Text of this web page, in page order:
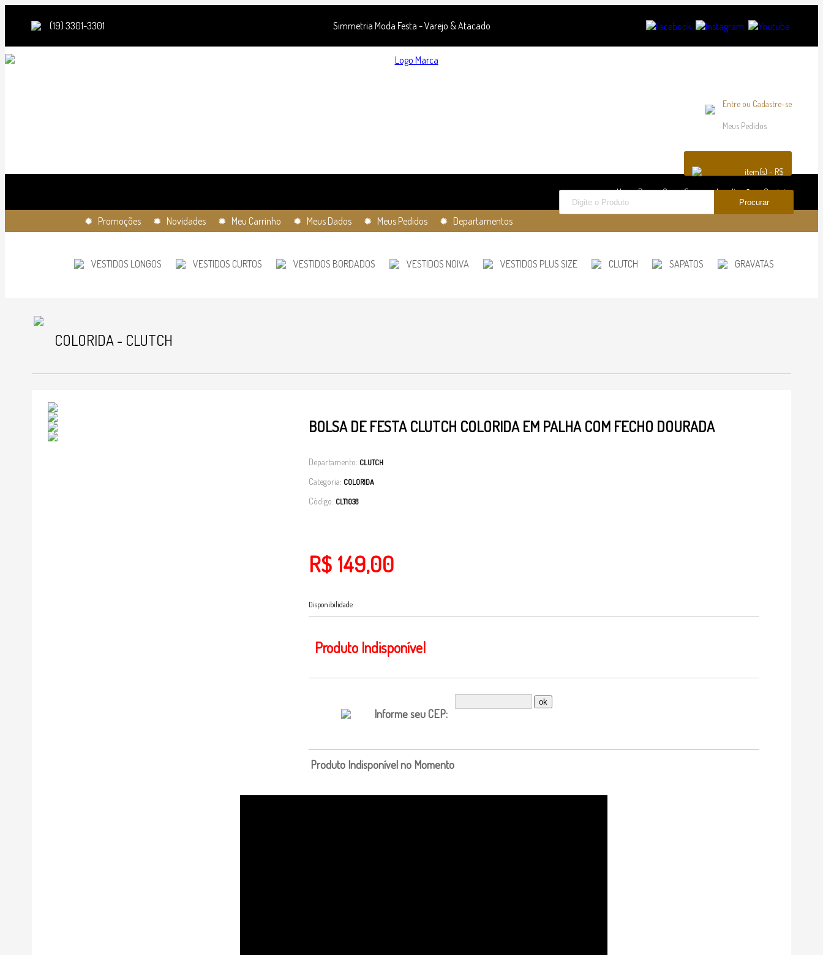
(19) 3301-3301 Simmetria Moda Festa - Varejo & Atacado
Entre ou Cadastre-se
Meus Pedidos
item(s) - R$
Home Page
Quem Somos Localização Contato
✹ Promoções ✹ Novidades ✹ Meu Carrinho ✹ Meus Dados ✹ Meus Pedidos ✹ Departamentos
VESTIDOS LONGOS VESTIDOS CURTOS VESTIDOS BORDADOS VESTIDOS NOIVA VESTIDOS PLUS SIZE CLUTCH SAPATOS GRAVATAS
COLORIDA - CLUTCH
BOLSA DE FESTA CLUTCH COLORIDA EM PALHA COM FECHO DOURADA
Departamento: CLUTCH
Categoria: COLORIDA
Código: CLT1038
R$ 149,00
Disponibilidade
Produto Indisponível
Informe seu CEP:
Produto Indisponível no Momento